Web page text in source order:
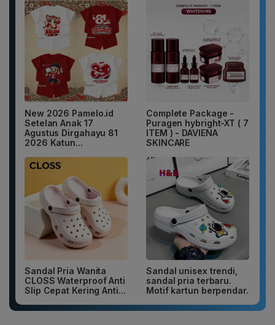
New 2026 Pamelo.id
Setelan Anak 17
Agustus Dirgahayu 81
2026 Katun...
Complete Package -
Puragen hybright-XT ( 7
ITEM ) - DAVIENA
SKINCARE
Sandal Pria Wanita
CLOSS Waterproof Anti
Slip Cepat Kering Anti...
Sandal unisex trendi,
sandal pria terbaru.
Motif kartun berpendar.